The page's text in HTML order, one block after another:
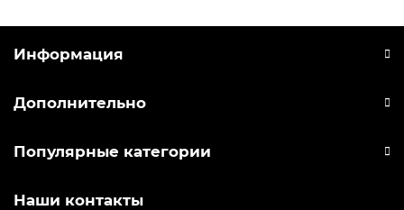
Информация
Дополнительно
Популярные категории
Наши контакты